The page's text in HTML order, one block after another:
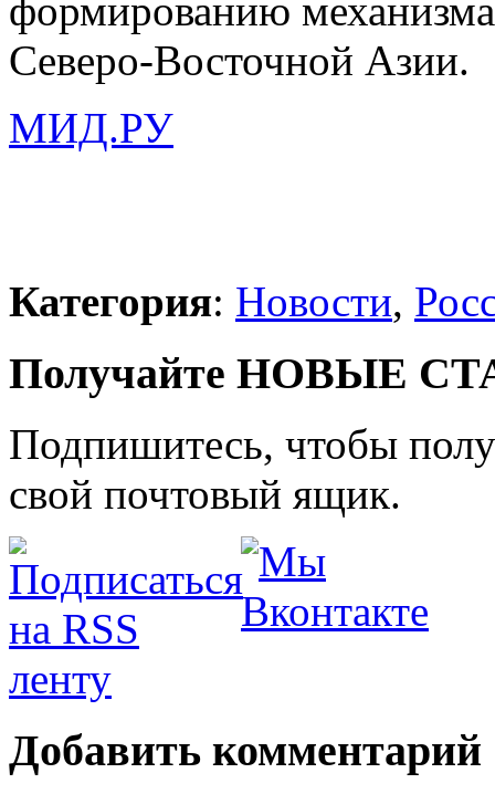
формированию
Северо-Восточной Азии.
МИД.РУ
Категория: Новости,
Получайте НОВЫЕ
Подпишитесь, чтобы
свой почтовый ящик.
Добавить комментарий